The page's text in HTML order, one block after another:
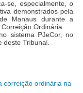
se, especialmente, o
demonstrados pela
Manaus durante a
Ordinária.
sistema PJeCor, no
deste Tribunal.
correição ordinária na